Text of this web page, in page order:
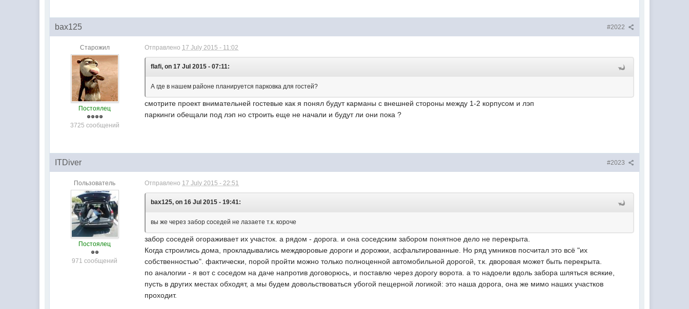
#2022
bax125
Старожил
Постоялец
3725 сообщений
Отправлено 17 July 2015 - 11:02
flafi, on 17 Jul 2015 - 07:11:
А где в нашем районе планируется парковка для гостей?
смотрите проект внимательней гостевые как я понял будут карманы с внешней стороны между 1-2 корпусом и лэп
паркинги обещали под лэп но строить еще не начали и будут ли они пока ?
#2023
ITDiver
Пользователь
Постоялец
971 сообщений
Отправлено 17 July 2015 - 22:51
bax125, on 16 Jul 2015 - 19:41:
вы же через забор соседей не лазаете т.к. короче
забор соседей огораживает их участок. а рядом - дорога. и она соседским забором понятное дело не перекрыта.
Когда строились дома, прокладывались междворовые дороги и дорожки, асфальтированные. Но ряд умников посчитал это всё "их
собственностью". фактически, порой пройти можно только полноценной автомобильной дорогой, т.к. дворовая может быть перекрыта.
по аналогии - я вот с соседом на даче напротив договорюсь, и поставлю через дорогу ворота. а то надоели вдоль забора шляться всякие,
пусть в других местах обходят, а мы будем довольствоваться убогой пещерной логикой: это наша дорога, она же мимо наших участков
проходит.